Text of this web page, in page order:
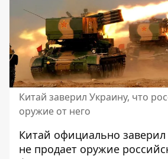
Китай заверил Украину, что
оружие от него
Китай официально заверил
не продает оружие